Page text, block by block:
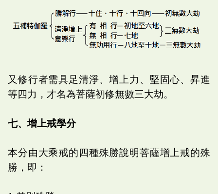
又修行者需具足清淨、增上力、堅固心、昇進
等四力，才名為菩薩初修無數三大劫。
七、增上戒學分
本分由大乘戒的四種殊勝說明菩薩增上戒的殊
勝，即：